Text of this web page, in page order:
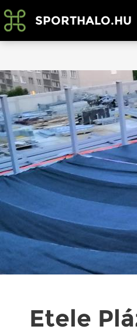
SPORTHALO.HU
Etele